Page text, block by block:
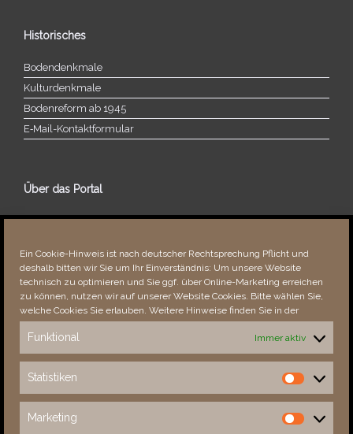
Ein Cookie-Hinweis ist nach deutscher Rechtsprechung Pflicht und
deshalb bitten wir Sie um Ihr Einverständnis: Um unsere Website
technisch zu optimieren und Sie ggf. über Online-Marketing erreichen
zu können, nutzen wir auf unserer Website Cookies. Bitte wählen Sie,
welche Cookies Sie erlauben. Weitere Hinweise finden Sie in der
Funktional Immer aktiv
Statistiken
Statistiken
Marketing
Marketing
Historisches
Bodendenkmale
Kulturdenkmale
Bodenreform ab 1945
E‑Mail-​​Kontaktformular
Über das Portal
Über dieses Portal
Fehler bemerkt?
Besucher seit 08/​2021
This Week
31186